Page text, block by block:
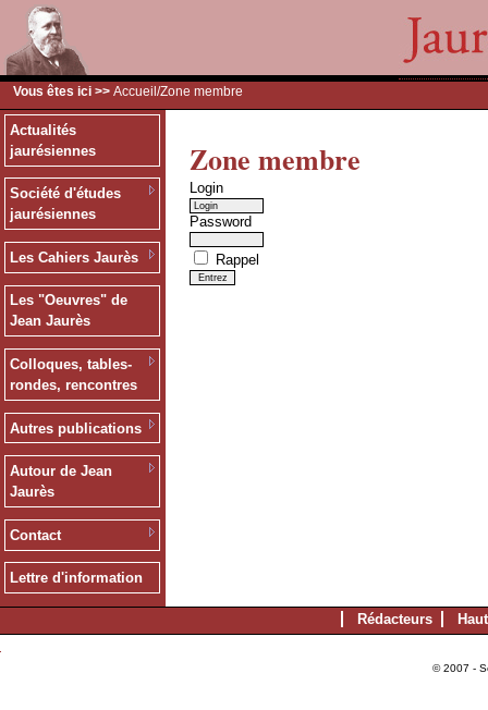
Vous êtes ici >> Accueil /Zone membre
Actualités
jaurésiennes
Société d'études
jaurésiennes
Les Cahiers Jaurès
Les "Oeuvres" de
Jean Jaurès
Colloques, tables-
rondes, rencontres
Autres publications
Autour de Jean
Jaurès
Contact
Lettre d'information
Zone membre
Login
Password
Rappel
Rédacteurs
© 2007 -